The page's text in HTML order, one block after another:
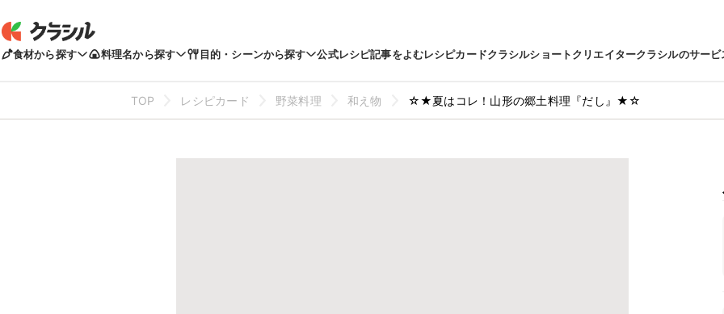
食材から探す 料理名から探す 目的・シーンから探す 公式レシピ記事をよむレシピカードクラシルショートクリエイタークラシルのサービ
TOP レシピカード 野菜料理 和え物 ☆★夏はコレ！山形の郷土料理『だし』★☆